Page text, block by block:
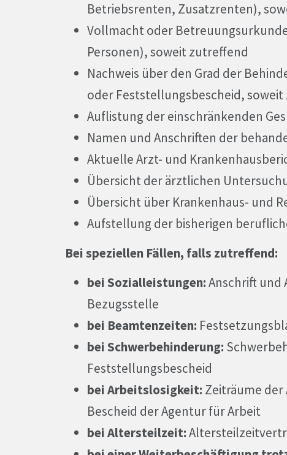
Betriebsrenten, Zusatzrenten),
Vollmacht oder
Personen), soweit zutreffend
Nachweis über den Grad der
oder Feststellungsbescheid,
Auflistung der einschränkenden
Namen und Anschriften der
Aktuelle Arzt- und
Übersicht der ärztlichen
Übersicht über Krankenhaus- und
Aufstellung der bisherigen
Bei speziellen Fällen, falls zutreffend:
bei Sozialleistungen:Anschrift und
Bezugsstelle
bei Beamtenzeiten:
bei Schwerbehinderung:
Feststellungsbescheid
bei Arbeitslosigkeit: Zeiträume
Bescheid der Agentur für Arbeit
bei Altersteilzeit: